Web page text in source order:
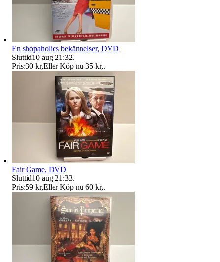
En shopaholics bekännelser, DVD
Sluttid10 aug 21:32.
Pris:30 kr,Eller Köp nu 35 kr,.
Fair Game, DVD
Sluttid10 aug 21:33.
Pris:59 kr,Eller Köp nu 60 kr,.